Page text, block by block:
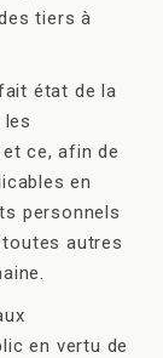
tiers à
état de la
les
ce, afin de
en
personnels
autres
en vertu de